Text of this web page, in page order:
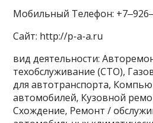
Мобильный Телефон:
Сайт: http://p-a-a.ru
вид деятельности:
техобслуживание (СТО),
для автотранспорта,
автомобилей, Кузовной
Схождение, Ремонт /